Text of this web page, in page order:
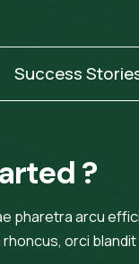
Success
?
pharetra arcu
orci